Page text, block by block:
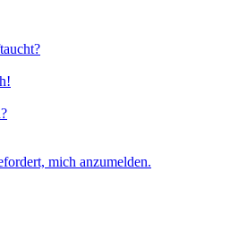
mich anzumelden.